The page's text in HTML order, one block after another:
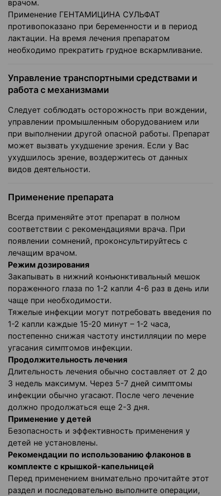
врачом.
Применение ГЕНТАМИЦИНА СУЛЬФАТ
противопоказано при беременности и в период
лактации. На время лечения препаратом
необходимо прекратить грудное вскармливание.
Управление транспортными средствами и
работа с механизмами
Следует соблюдать осторожность при вождении,
управлении промышленным оборудованием или
при выполнении другой опасной работы. Препарат
может вызвать ухудшение зрения. Если у Вас
ухудшилось зрение, воздержитесь от данных
видов деятельности.
Применение препарата
Всегда применяйте этот препарат в полном
соответствии с рекомендациями врача. При
появлении сомнений, проконсультируйтесь с
лечащим врачом.
Режим дозирования
Закапывать в нижний конъюнктивальный мешок
пораженного глаза по 1-2 капли 4-6 раз в день или
чаще при необходимости.
Тяжелые инфекции могут потребовать введения по
1-2 капли каждые 15-20 минут – 1-2 часа,
постепенно снижая частоту инстилляции по мере
угасания симптомов инфекции.
Продолжительность лечения
Длительность лечения обычно составляет от 2 до
3 недель максимум. Через 5-7 дней симптомы
инфекции обычно угасают. После чего лечение
должно продолжаться еще 2-3 дня.
Применение у детей
Безопасность и эффективность применения у
детей не установлены.
Рекомендации по использованию флаконов в
комплекте с крышкой-капельницей
Перед применением внимательно прочитайте этот
раздел и последовательно выполните операции,